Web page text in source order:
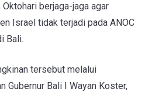
berjaga-jaga agar
Israel tidak terjadi pada ANOC
Bali.
tersebut melalui
Gubernur Bali I Wayan Koster,